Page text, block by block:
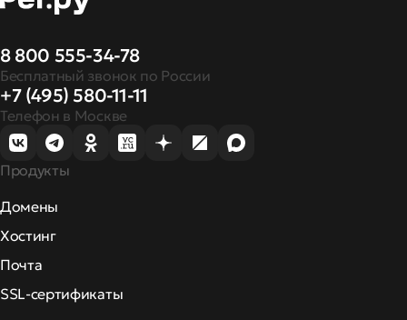
8 800 555-34-78
Бесплатный звонок по России
+7 (495) 580-11-11
Телефон в Москве
Продукты
Домены
Хостинг
Почта
SSL-сертификаты